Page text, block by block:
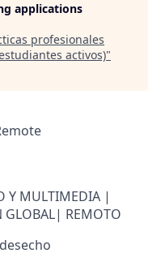
applications
profesionales
activos)"
Y MULTIMEDIA |
GLOBAL| REMOTO